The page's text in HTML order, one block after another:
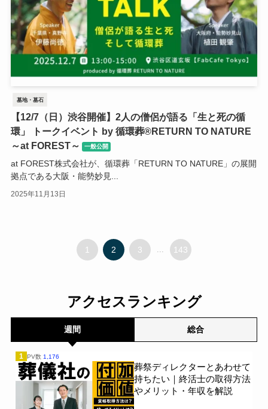
墓地・墓石
【12/7（日）渋谷開催】2人の僧侶が語る「生と死の循
環」 トークイベント by 循環葬®︎RETURN TO NATURE
～at FOREST～
一般公開
at FOREST株式会社が、循環葬「RETURN TO NATURE」の展開
拠点である大阪・能勢妙見...
2025年11月13日
1 2 3 143
アクセスランキング
週間 総合
1 PV数 1,176
葬祭ディレクターとあわせて
持ちたい｜終活士の取得方法
やメリット・年収を解説